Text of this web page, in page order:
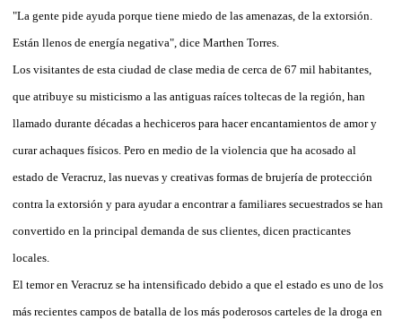
"La gente pide ayuda porque tiene miedo de las amenazas, de la extorsión.
Están llenos de energía negativa", dice Marthen Torres.
Los visitantes de esta ciudad de clase media de cerca de 67 mil habitantes,
que atribuye su misticismo a las antiguas raíces toltecas de la región, han
llamado durante décadas a hechiceros para hacer encantamientos de amor y
curar achaques físicos. Pero en medio de la violencia que ha acosado al
estado de Veracruz, las nuevas y creativas formas de brujería de protección
contra la extorsión y para ayudar a encontrar a familiares secuestrados se han
convertido en la principal demanda de sus clientes, dicen practicantes
locales.
El temor en Veracruz se ha intensificado debido a que el estado es uno de los
más recientes campos de batalla de los más poderosos carteles de la droga en